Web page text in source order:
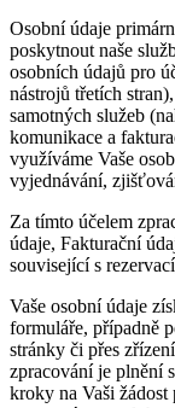
Osobní údaje
poskytnout naše
osobních údajů pro
nástrojů třetích
samotných služeb
komunikace a
využíváme Vaše
vyjednávání,
Za tímto účelem
údaje, Fakturační
související s
Vaše osobní údaje
formuláře, případně
stránky či přes
zpracování je plnění
kroky na Vaši